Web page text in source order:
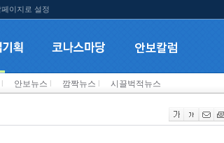
페이지로 설정
안보뉴스 깜짝뉴스 시끌벅적뉴스